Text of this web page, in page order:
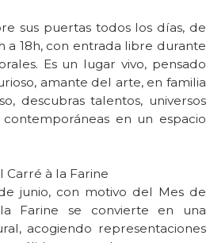
sus puertas todos los días, de
a 18h, con entrada libre durante
Es un lugar vivo, pensado
amante del arte, en familia
descubras talentos, universos
en un espacio
Carré à la Farine
junio, con motivo del Mes de
Farine se convierte en una
acogiendo representaciones